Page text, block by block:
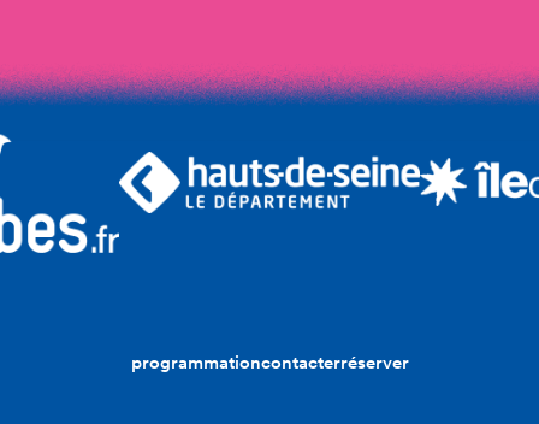
programmationcontacterréserver